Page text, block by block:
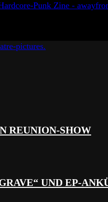
REUNION-SHOW
UND EP-